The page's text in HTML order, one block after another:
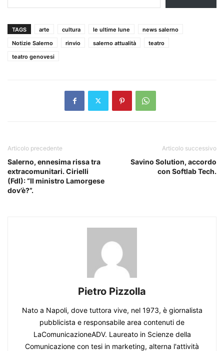
TAGS arte cultura le ultime lune
news salerno
Notizie Salerno
rinvio salerno attualità
teatro
teatro genovesi
Articolo precedente
Salerno, ennesima rissa tra
extracomunitari. Cirielli
(FdI): “Il ministro Lamorgese
dov’è?”.
Articolo successivo
Savino Solution, accordo
con Softlab Tech.
Pietro Pizzolla
Nato a Napoli, dove tuttora vive, nel 1973, è giornalista
pubblicista e responsabile area contenuti de
LaComunicazioneADV. Laureato in Scienze della
Comunicazione con tesi in marketing, alterna l'attività